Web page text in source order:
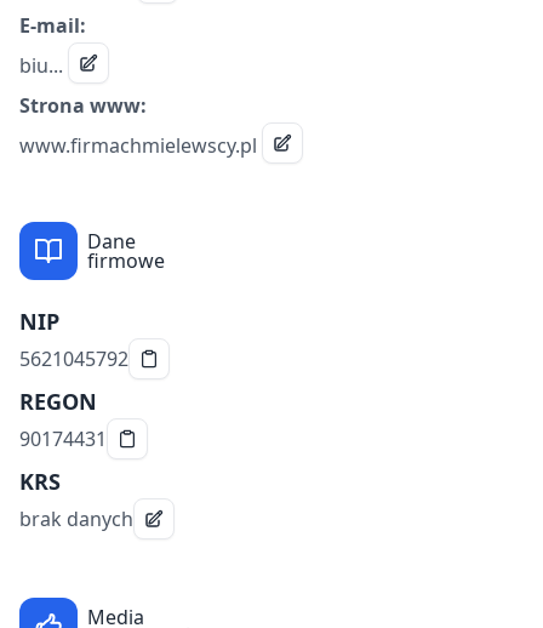
E-mail:
biu...
Strona www:
www.firmachmielewscy.pl
Dane
firmowe
NIP
5621045792
REGON
90174431
KRS
brak danych
Media